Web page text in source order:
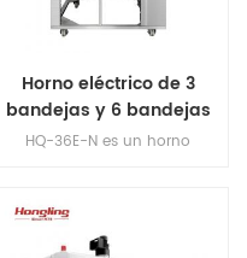
Horno eléctrico de 3
bandejas y 6 bandejas
HQ-36E-N es un horno
hornear en cada capa. Este
diseño le permite asar